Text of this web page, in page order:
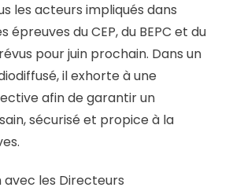
les acteurs impliqués dans
épreuves du CEP, du BEPC et du
pour juin prochain. Dans un
il exhorte à une
afin de garantir un
sécurisé et propice à la
les Directeurs